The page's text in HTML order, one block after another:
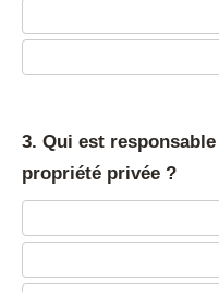
3. Qui est
propriété privée ?